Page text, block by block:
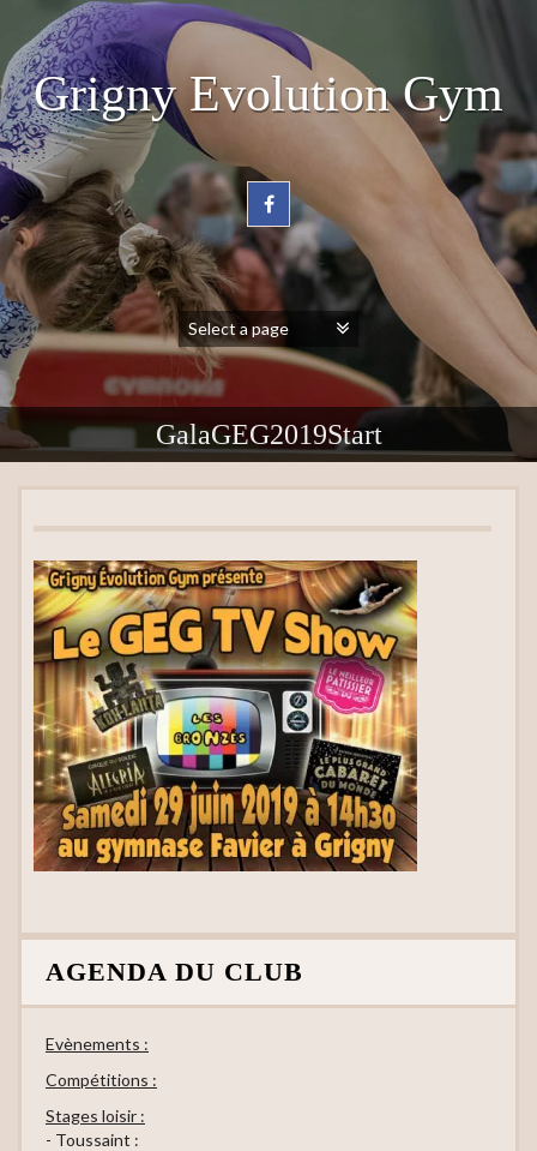
Grigny Evolution Gym
GalaGEG2019Start
AGENDA DU CLUB
Evènements :
Compétitions :
Stages loisir :
- Toussaint :